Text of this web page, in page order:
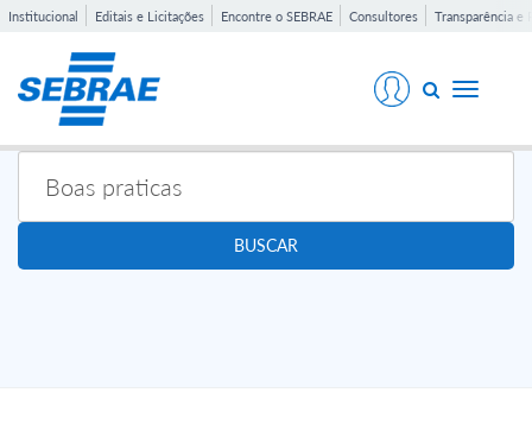
Institucional Editais e Licitações Encontre o SEBRAE Consultores Transparência e
Toggle
BUSCAR